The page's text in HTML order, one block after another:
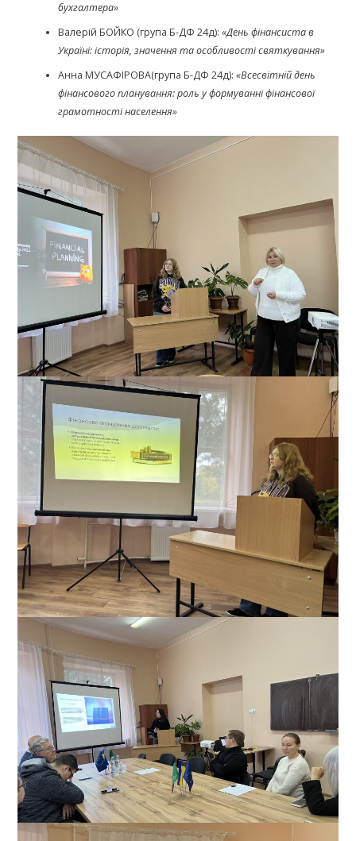
бухгалтера»
Валерій БОЙКО (група Б-ДФ 24д):«День фінансиста в
Україні: історія, значення та особливості святкування»
Анна МУСАФІРОВА(група Б-ДФ 24д):«Всесвітній день
фінансового планування: роль у формуванні фінансової
грамотності населення»